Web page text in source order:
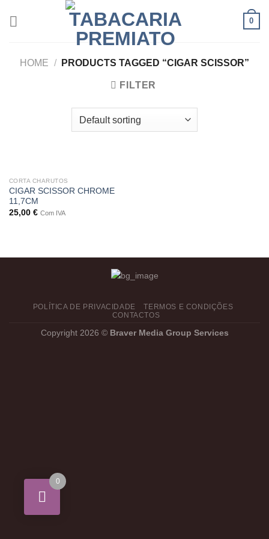
0
HOME / PRODUCTS TAGGED “CIGAR SCISSOR”
FILTER
CORTA CHARUTOS
CIGAR SCISSOR CHROME
11,7CM
25,00 € Com IVA
POLÍTICA DE PRIVACIDADE
TERMOS E CONDIÇÕES
CONTACTOS
Copyright 2026 © Braver Media Group Services
0